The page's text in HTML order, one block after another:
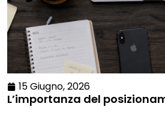
15 Giugno, 2026
L’importanza del